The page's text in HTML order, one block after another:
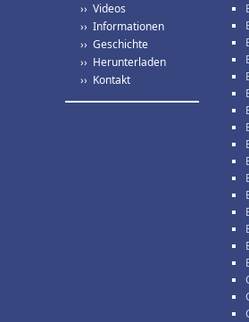
›› Videos
›› Informationen
›› Geschichte
›› Herunterladen
›› Kontakt